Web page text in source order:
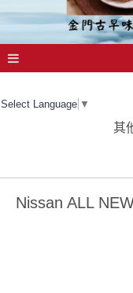
Select Language ▼
其
Nissan ALL